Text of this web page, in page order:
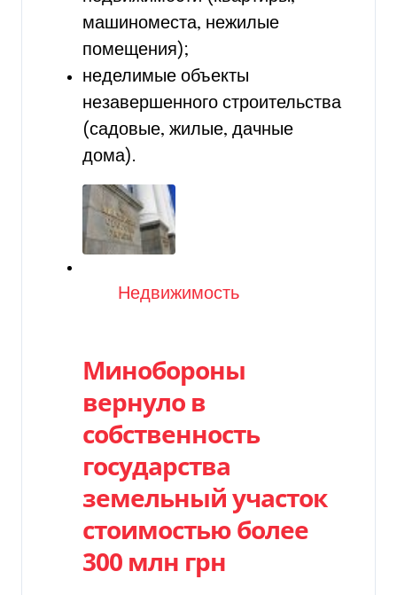
машиноместа, нежилые
помещения);
неделимые объекты
незавершенного строительства
(садовые, жилые, дачные
дома).
Категория
Недвижимость
Минобороны
вернуло в
собственность
государства
земельный участок
стоимостью более
300 млн грн